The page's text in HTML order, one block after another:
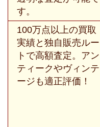
す。
100万点以上の買取
実績と独自販売ルー
トで高額査定。アン
ティークやヴィンテ
ージも適正評価！